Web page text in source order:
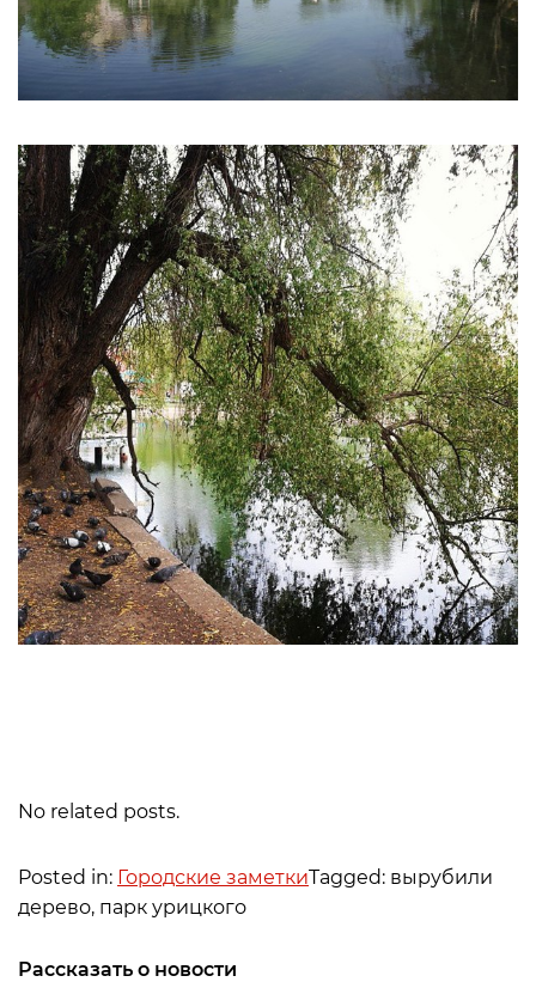
No related posts.
Posted in: Городские заметкиTagged: вырубили
дерево, парк урицкого
Рассказать о новости